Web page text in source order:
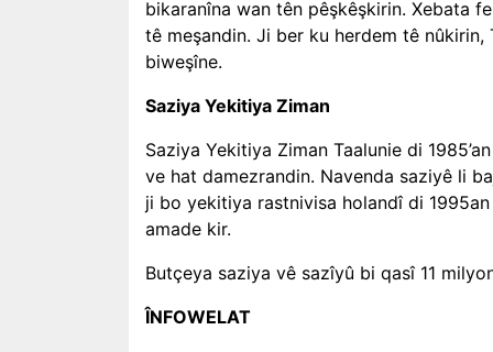
bikaranîna wan tên pêşkêşkirin. Xebata
tê meşandin. Ji ber ku herdem tê
biweşîne.
Saziya Yekitiya Ziman
Saziya Yekitiya Ziman Taalunie di
ve hat damezrandin. Navenda saziyê li
ji bo yekitiya rastnivisa holandî di
amade kir.
Butçeya saziya vê sazîyû bi qasî 11
ÎNFOWELAT